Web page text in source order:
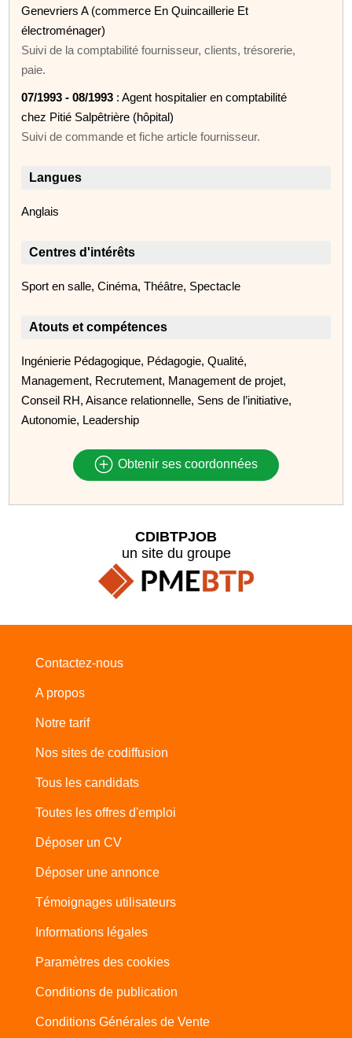
Genevriers A (commerce En Quincaillerie Et
électroménager)
Suivi de la comptabilité fournisseur, clients, trésorerie,
paie.
07/1993 - 08/1993 : Agent hospitalier en comptabilité
chez Pitié Salpêtrière (hôpital)
Suivi de commande et fiche article fournisseur.
Langues
Anglais
Centres d'intérêts
Sport en salle, Cinéma, Théâtre, Spectacle
Atouts et compétences
Ingénierie Pédagogique, Pédagogie, Qualité,
Management, Recrutement, Management de projet,
Conseil RH, Aisance relationnelle, Sens de l’initiative,
Autonomie, Leadership
Obtenir ses coordonnées
CDIBTPJOB
un site du groupe
Contactez-nous
A propos
Notre tarif
Nos sites de codiffusion
Tous les candidats
Toutes les offres d'emploi
Déposer un CV
Déposer une annonce
Témoignages utilisateurs
Informations légales
Paramètres des cookies
Conditions de publication
Conditions Générales de Vente